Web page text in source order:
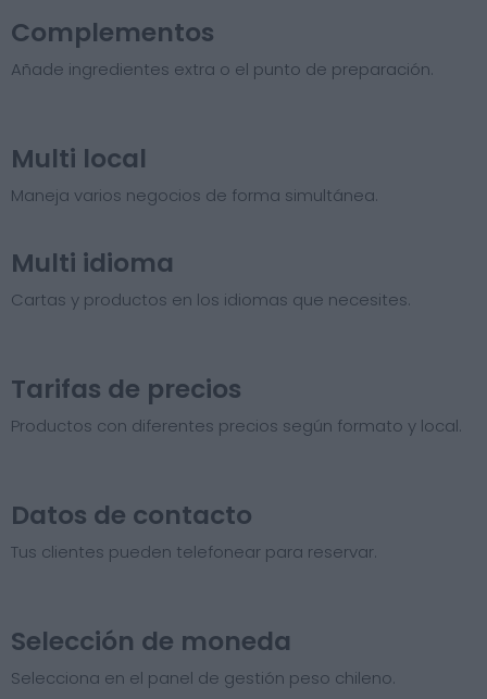
Complementos
Añade ingredientes extra o el punto de preparación.
Multi local
Maneja varios negocios de forma simultánea.
Multi idioma
Cartas y productos en los idiomas que necesites.
Tarifas de precios​
Productos con diferentes precios según formato y local.
Datos de contacto
Tus clientes pueden telefonear para reservar.
Selección de moneda
Selecciona en el panel de gestión peso chileno.